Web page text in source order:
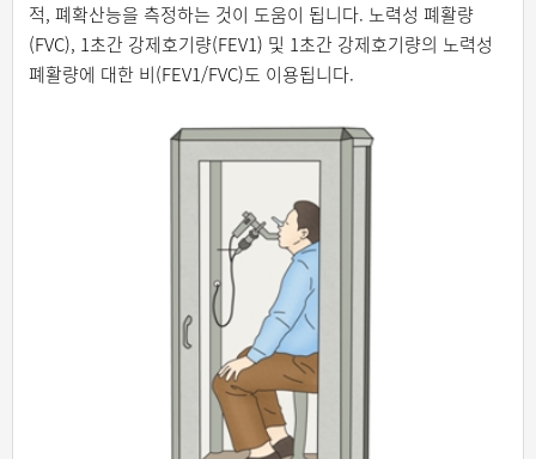
적, 폐확산능을 측정하는 것이 도움이 됩니다. 노력성 폐활량
(FVC), 1초간 강제호기량(FEV1) 및 1초간 강제호기량의 노력성
폐활량에 대한 비(FEV1/FVC)도 이용됩니다.